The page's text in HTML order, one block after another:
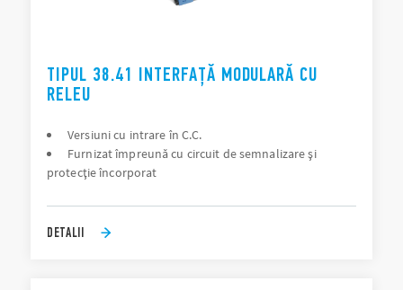
TIPUL 38.41 INTERFAȚĂ MODULARĂ CU
RELEU
Versiuni cu intrare în C.C.
Furnizat împreună cu circuit de semnalizare şi
protecţie încorporat
DETALII